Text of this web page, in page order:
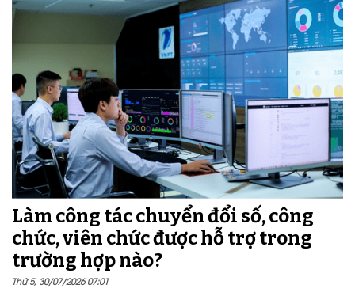
Làm công tác chuyển đổi số, công
chức, viên chức được hỗ trợ trong
trường hợp nào?
Thứ 5, 30/07/2026 07:01